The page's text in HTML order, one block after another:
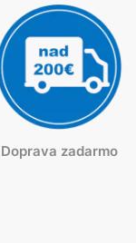
Doprava zadarmo